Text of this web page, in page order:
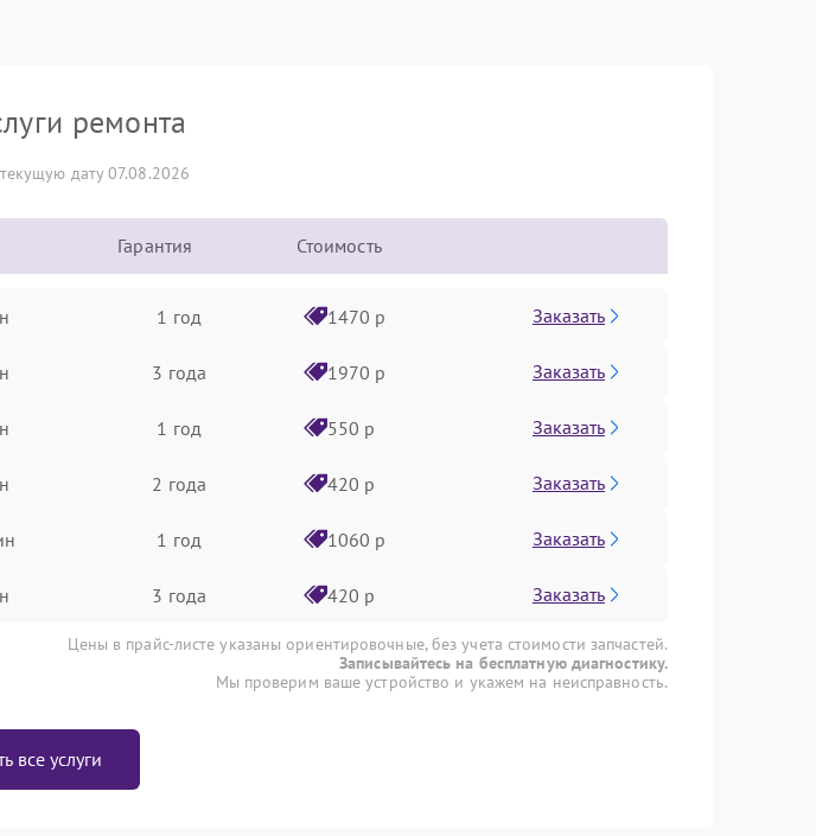
ремонта
дату 07.08.2026
Гарантия Стоимость
1 год 1470 р Заказать
3 года 1970 р Заказать
1 год 550 р Заказать
2 года 420 р Заказать
1 год 1060 р Заказать
3 года 420 р Заказать
Цены в прайс-листе указаны ориентировочные, без учета стоимости запчастей.
Записывайтесь на бесплатную диагностику.
Мы проверим ваше устройство и укажем на неисправность.
все услуги